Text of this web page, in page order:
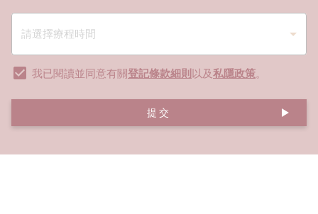
我已閱讀並同意有關登記條款細則 以及私隱政策。
提交